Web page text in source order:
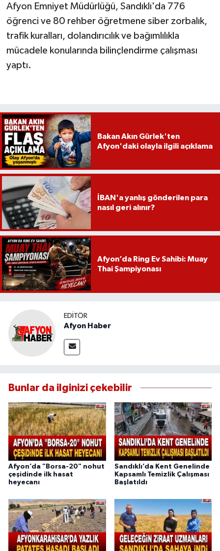
Afyon Emniyet Müdürlüğü, Sandıklı'da 776
öğrenci ve 80 rehber öğretmene siber zorbalık,
trafik kuralları, dolandırıcılık ve bağımlılıkla
mücadele konularında bilinçlendirme çalışması
yaptı.
Bakan Akın Gürlek'ten
Afyon'daki olayla ilgili açıklama
İBAN'a yanlış gönderilen para
nasıl geri alınır?
Afyon’da Ring Ev Sahibi: Muay
Thai Şampiyonası
EDITÖR
Afyon Haber
Bunlar da ilginizi çekebilir
Afyon’da "Borsa-20" nohut
çeşidinde ilk hasat
heyecanı
Sandıklı’da Kent Genelinde
Kapsamlı Temizlik Çalışması
Başlatıldı